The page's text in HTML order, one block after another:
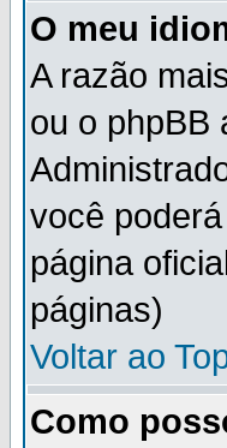
O meu
A razão
ou o phpBB
você
página
páginas)
Voltar ao
Como